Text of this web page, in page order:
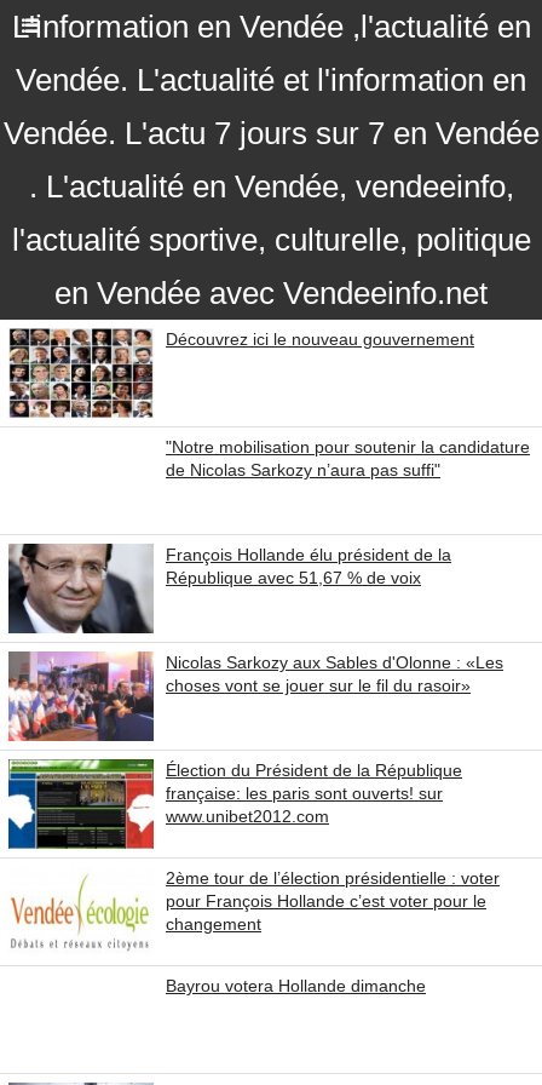
L'information en Vendée ,l'actualité en
Vendée. L'actualité et l'information en
Vendée. L'actu 7 jours sur 7 en Vendée
. L'actualité en Vendée, vendeeinfo,
l'actualité sportive, culturelle, politique
en Vendée avec Vendeeinfo.net
Découvrez ici le nouveau gouvernement
"Notre mobilisation pour soutenir la candidature
de Nicolas Sarkozy n’aura pas suffi"
François Hollande élu président de la
République avec 51,67 % de voix
Nicolas Sarkozy aux Sables d'Olonne : «Les
choses vont se jouer sur le fil du rasoir»
Élection du Président de la République
française: les paris sont ouverts! sur
www.unibet2012.com
2ème tour de l’élection présidentielle : voter
pour François Hollande c’est voter pour le
changement
Bayrou votera Hollande dimanche